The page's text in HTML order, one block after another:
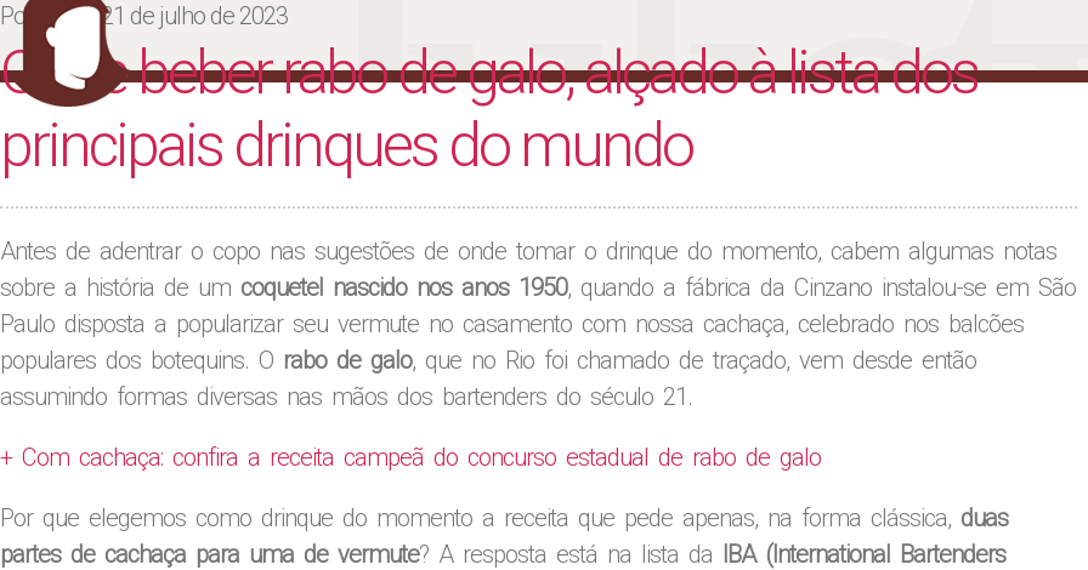
Posted on21 de julho de 2023
Onde beber rabo de galo, alçado à lista dos
principais drinques do mundo
Antes de adentrar o copo nas sugestões de onde tomar o drinque do momento, cabem algumas notas
sobre a história de um coquetel nascido nos anos 1950, quando a fábrica da Cinzano instalou-se em São
Paulo disposta a popularizar seu vermute no casamento com nossa cachaça, celebrado nos balcões
populares dos botequins. O rabo de galo, que no Rio foi chamado de traçado, vem desde então
assumindo formas diversas nas mãos dos bartenders do século 21.
+ Com cachaça: confira a receita campeã do concurso estadual de rabo de galo
Por que elegemos como drinque do momento a receita que pede apenas, na forma clássica, duas
partes de cachaça para uma de vermute? A resposta está na lista da IBA (International Bartenders